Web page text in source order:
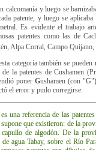
calcomanía y luego se
patente, y luego se
Es evidente el trabajo
patentes como las de
Alpa Corral, Campo
categoría también se
de la patentes de Cushamen
poner Gushamen (con
el error y pudo corregirse.
una referencia de las
que existieron: de la
de algodón. De la
agua Tabay, sobre el Río